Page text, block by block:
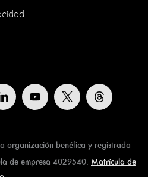
organización benéfica y registrada
de empresa 4029540. Matrícula de